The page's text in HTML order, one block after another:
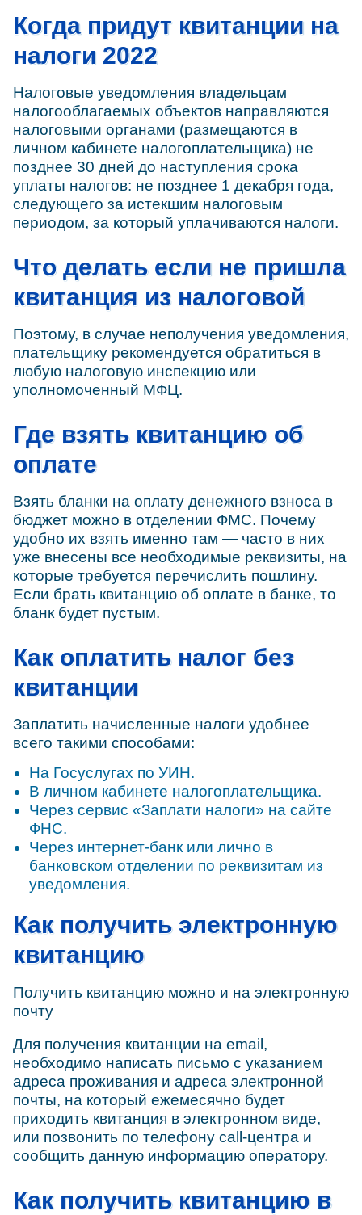
Когда придут квитанции на
налоги 2022
Налоговые уведомления владельцам
налогооблагаемых объектов направляются
налоговыми органами (размещаются в
личном кабинете налогоплательщика) не
позднее 30 дней до наступления срока
уплаты налогов: не позднее 1 декабря года,
следующего за истекшим налоговым
периодом, за который уплачиваются налоги.
Что делать если не пришла
квитанция из налоговой
Поэтому, в случае неполучения уведомления,
плательщику рекомендуется обратиться в
любую налоговую инспекцию или
уполномоченный МФЦ.
Где взять квитанцию об
оплате
Взять бланки на оплату денежного взноса в
бюджет можно в отделении ФМС. Почему
удобно их взять именно там — часто в них
уже внесены все необходимые реквизиты, на
которые требуется перечислить пошлину.
Если брать квитанцию об оплате в банке, то
бланк будет пустым.
Как оплатить налог без
квитанции
Заплатить начисленные налоги удобнее
всего такими способами:
На Госуслугах по УИН.
В личном кабинете налогоплательщика.
Через сервис «Заплати налоги» на сайте
ФНС.
Через интернет-банк или лично в
банковском отделении по реквизитам из
уведомления.
Как получить электронную
квитанцию
Получить квитанцию можно и на электронную
почту
Для получения квитанции на email,
необходимо написать письмо с указанием
адреса проживания и адреса электронной
почты, на который ежемесячно будет
приходить квитанция в электронном виде,
или позвонить по телефону call-центра и
сообщить данную информацию оператору.
Как получить квитанцию в